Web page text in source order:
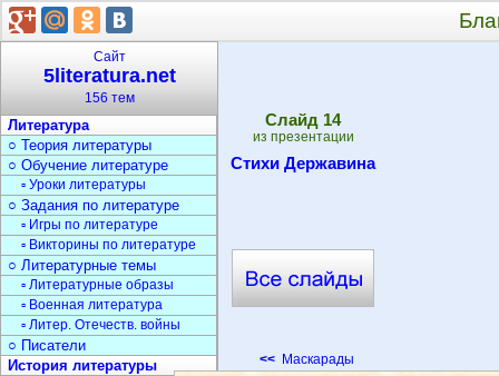
Cлайд 14
из презентации
Стихи Державина
<< Маскарады
Сайт
5literatura.net
156 тем
Литература
○ Теория литературы
○ Обучение литературе
▫ Уроки литературы
○ Задания по литературе
▫ Игры по литературе
▫ Викторины по литературе
○ Литературные темы
▫ Литературные образы
▫ Военная литература
▫ Литер. Отечеств. войны
○ Писатели
История литературы